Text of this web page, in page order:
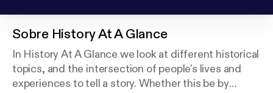
Sobre History At A Glance
In History At A Glance we look at different historical
topics, and the intersection of people's lives and
experiences to tell a story. Whether this be by